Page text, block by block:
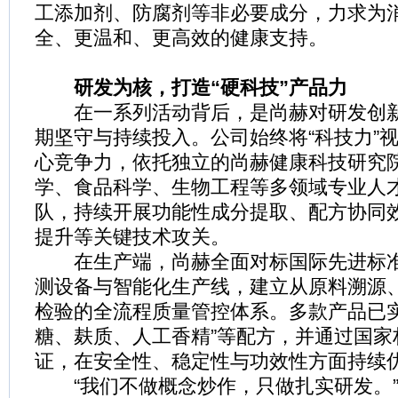
工添加剂、防腐剂等非必要成分，力求为
全、更温和、更高效的健康支持。
研发为核，打造“硬科技”产品力
在一系列活动背后，是尚赫对研发创
期坚守与持续投入。公司始终将“科技力”
心竞争力，依托独立的尚赫健康科技研究
学、食品科学、生物工程等多领域专业人
队，持续开展功能性成分提取、配方协同
提升等关键技术攻关。
在生产端，尚赫全面对标国际先进标
测设备与智能化生产线，建立从原料溯源
检验的全流程质量管控体系。多款产品已
糖、麸质、人工香精”等配方，并通过国
证，在安全性、稳定性与功效性方面持续
“我们不做概念炒作，只做扎实研发。